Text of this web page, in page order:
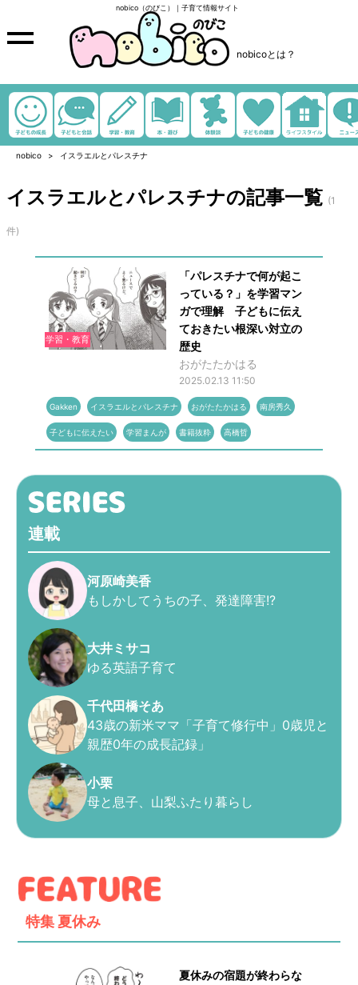
nobico（のびこ）｜子育て情報サイト
nobicoとは？
nobico イスラエルとパレスチナ
イスラエルとパレスチナの記事一覧 (1
件)
学習・教育
「パレスチナで何が起こ
っている？」を学習マン
ガで理解 子どもに伝え
ておきたい根深い対立の
歴史
おがたたかはる
2025.02.13 11:50
Gakken イスラエルとパレスチナ おがたたかはる 南房秀久
子どもに伝えたい 学習まんが 書籍抜粋 高橋哲
連載
河原崎美香
もしかしてうちの子、発達障害!?
大井ミサコ
ゆる英語子育て
千代田橋そあ
43歳の新米ママ「子育て修行中」0歳児と
親歴0年の成長記録」
小栗
母と息子、山梨ふたり暮らし
特集 夏休み
夏休みの宿題が終わらな